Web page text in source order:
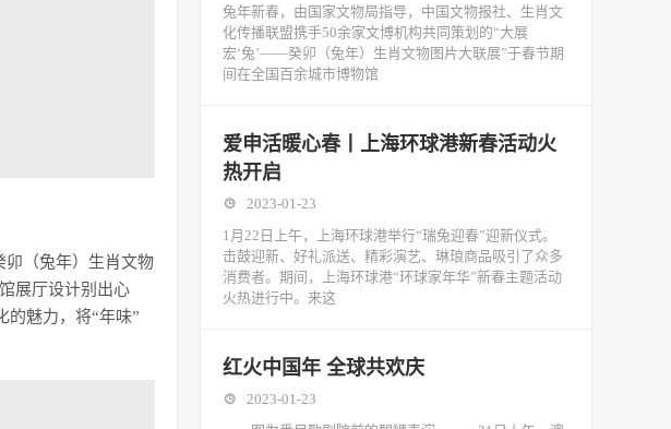
（兔年）生肖文物
展厅设计别出心
的魅力，将“年味”
兔年新春，由国家文物局指导，中国文物报社、生肖文
化传播联盟携手50余家文博机构共同策划的“大展
宏‘兔’——癸卯（兔年）生肖文物图片大联展”于春节期
间在全国百余城市博物馆
爱申活暖心春丨上海环球港新春活动火
热开启
2023-01-23
1月22日上午，上海环球港举行“瑞兔迎春”迎新仪式。
击鼓迎新、好礼派送、精彩演艺、琳琅商品吸引了众多
消费者。期间，上海环球港“环球家年华”新春主题活动
火热进行中。来这
红火中国年 全球共欢庆
2023-01-23